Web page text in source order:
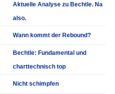
Aktuelle Analyse zu Bechtle. Na
also.
Wann kommt der Rebound?
Bechtle: Fundamental und
charttechnisch top
Nicht schimpfen